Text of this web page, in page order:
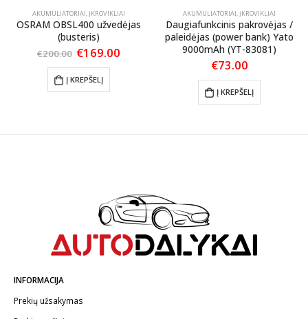
AKUMULIATORIAI, ĮKROVIKLIAI
OSRAM OBSL400 užvedėjas
(busteris)
€200.00 Original
was:
€200.00.
€169.00
Į KREPŠELĮ
AKUMULIATORIAI, ĮKROVIKLIAI
Daugiafunkcinis pakrovėjas /
paleidėjas (power bank) Yato
9000mAh (YT-83081)
€73.00
Į KREPŠELĮ
INFORMACIJA
Prekių užsakymas